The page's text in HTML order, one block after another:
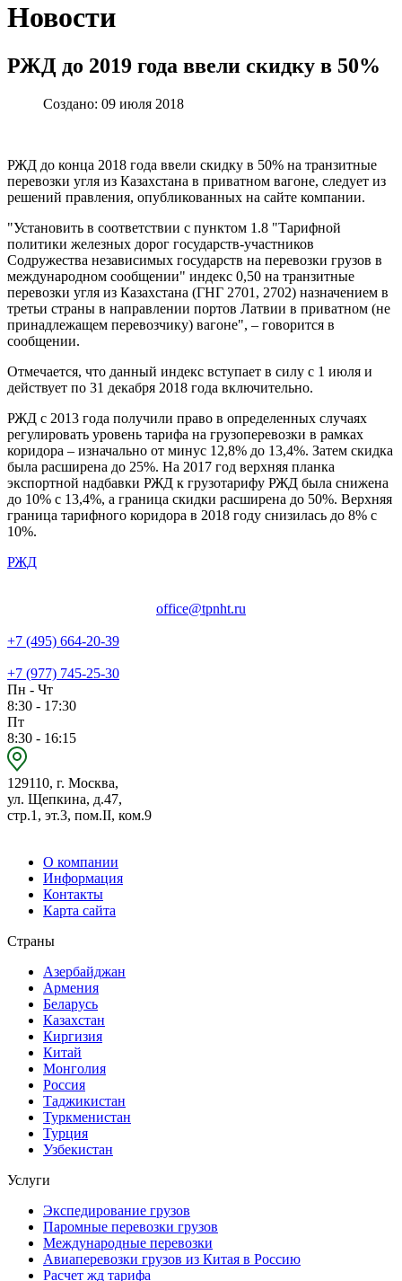
Новости
РЖД до 2019 года ввели скидку в 50%
Создано: 09 июля 2018
РЖД до конца 2018 года ввели скидку в 50% на транзитные
перевозки угля из Казахстана в приватном вагоне, следует из
решений правления, опубликованных на сайте компании.
"Установить в соответствии с пунктом 1.8 "Тарифной
политики железных дорог государств-участников
Содружества независимых государств на перевозки грузов в
международном сообщении" индекс 0,50 на транзитные
перевозки угля из Казахстана (ГНГ 2701, 2702) назначением в
третьи страны в направлении портов Латвии в приватном (не
принадлежащем перевозчику) вагоне", – говорится в
сообщении.
Отмечается, что данный индекс вступает в силу с 1 июля и
действует по 31 декабря 2018 года включительно.
РЖД с 2013 года получили право в определенных случаях
регулировать уровень тарифа на грузоперевозки в рамках
коридора – изначально от минус 12,8% до 13,4%. Затем скидка
была расширена до 25%. На 2017 год верхняя планка
экспортной надбавки РЖД к грузотарифу РЖД была снижена
до 10% с 13,4%, а граница скидки расширена до 50%. Верхняя
граница тарифного коридора в 2018 году снизилась до 8% с
10%.
РЖД
office@tpnht.ru
+7 (495) 664-20-39
+7 (977) 745-25-30
Пн - Чт
8:30 - 17:30
Пт
8:30 - 16:15
129110, г. Москва,
ул. Щепкина, д.47,
стр.1, эт.3, пом.II, ком.9
О компании
Информация
Контакты
Карта сайта
Страны
Азербайджан
Армения
Беларусь
Казахстан
Киргизия
Китай
Монголия
Россия
Таджикистан
Туркменистан
Турция
Узбекистан
Услуги
Экспедирование грузов
Паромные перевозки грузов
Международные перевозки
Авиаперевозки грузов из Китая в Россию
Расчет жд тарифа